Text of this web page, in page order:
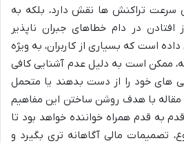
تراکنش ها نقش دارد، بلکه به
افتادن در دام خطاهای جبران ناپذیر
است که بسیاری از کاربران، به ویژه
ممکن است به دلیل عدم آشنایی کافی
های خود را از دست بدهند یا متحمل
مقاله با هدف روشن ساختن این مفاهیم
به قدم همراه خواننده خواهد بود تا
تصمیمات مالی آگاهانه تری بگیرد و